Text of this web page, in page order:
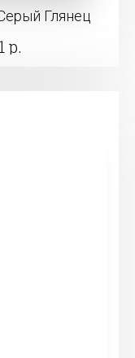
Глянец
р.